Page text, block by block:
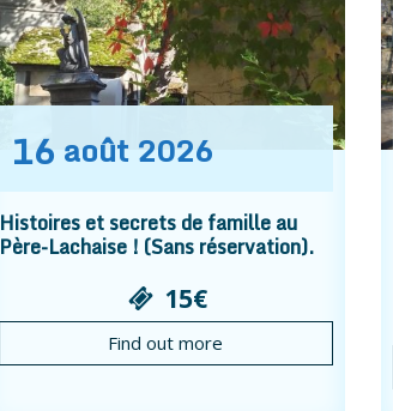
16 août 2026
Histoires et secrets de famille au
Père-Lachaise ! (Sans réservation).
15€
Find out more